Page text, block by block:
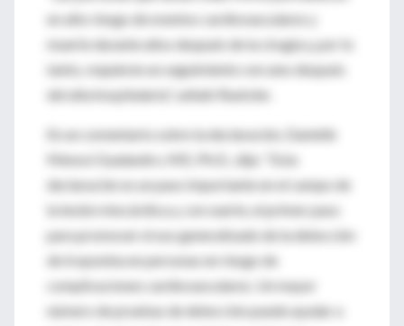
en alto riesgo de eventos cardiovasculares y
muerte durante años después de la cirugía y, por lo
tanto, requieren un seguimiento cercano después
del alta hospitalaria”, señaló Ruetzler.
En un comentario sobre la declaración, Danielle
Menosi Gualandro, MD, Ph.D., dijo: “Esta
declaración es un paso importante en el campo de
la lesión miocárdica y, con suerte, el primer paso
para promover el uso generalizado de la detección
de troponina en personas en riesgo de
complicaciones cardiovasculares. Un mayor
número de pruebas de detección puede ayudar a